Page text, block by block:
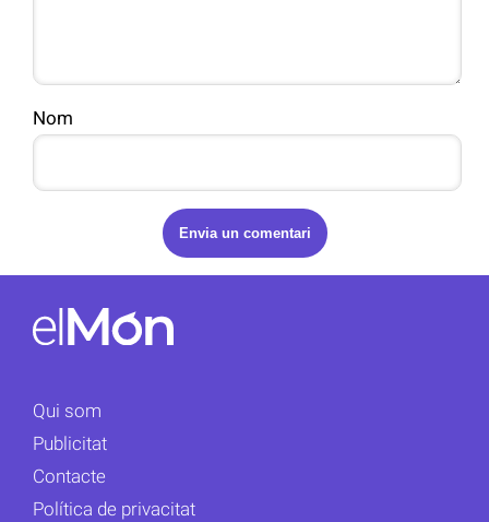
Nom
Qui som
Publicitat
Contacte
Política de privacitat